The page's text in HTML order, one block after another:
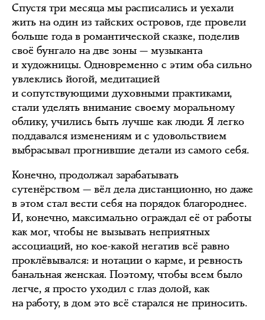
Спустя три месяца мы расписались и уехали
жить на один из тайских островов, где провели
больше года в романтической сказке, поделив
своё бунгало на две зоны — музыканта
и художницы. Одновременно с этим оба сильно
увлеклись йогой, медитацией
и сопутствующими духовными практиками,
стали уделять внимание своему моральному
облику, учились быть лучше как люди. Я легко
поддавался изменениям и с удовольствием
выбрасывал прогнившие детали из самого себя.
Конечно, продолжал зарабатывать
сутенёрством — вёл дела дистанционно, но даже
в этом стал вести себя на порядок благороднее.
И, конечно, максимально ограждал её от работы
как мог, чтобы не вызывать неприятных
ассоциаций, но кое-какой негатив всё равно
проклёвывался: и нотации о карме, и ревность
банальная женская. Поэтому, чтобы всем было
легче, я просто уходил с глаз долой, как
на работу, в дом это всё старался не приносить.